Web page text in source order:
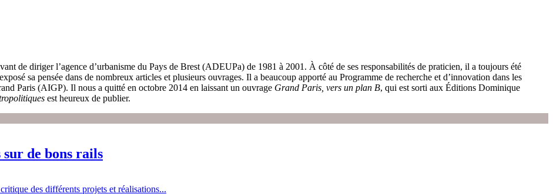
de diriger l’agence d’urbanisme du Pays de Brest (ADEUPa) de 1981 à 2001. À côté de ses responsabilités de praticien, il a toujours été
sa pensée dans de nombreux articles et plusieurs ouvrages. Il a beaucoup apporté au Programme de recherche et d’innovation dans les
Paris (AIGP). Il nous a quitté en octobre 2014 en laissant un ouvrage Grand Paris, vers un plan B, qui est sorti aux Éditions Dominique
est heureux de publier.
de bons rails
des différents projets et réalisations...